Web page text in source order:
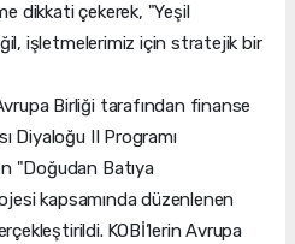
dikkati çekerek, "Yeşil
işletmelerimiz için stratejik bir
Birliği tarafından finanse
Diyaloğu II Programı
"Doğudan Batıya
kapsamında düzenlenen
KOBİ’lerin Avrupa